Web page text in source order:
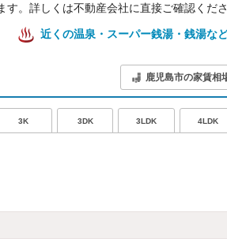
。詳しくは不動産会社に直接ご確認くださ
近くの温泉・スーパー銭湯・銭湯な
鹿児島市の家賃相
3K 3DK 3LDK 4LDK